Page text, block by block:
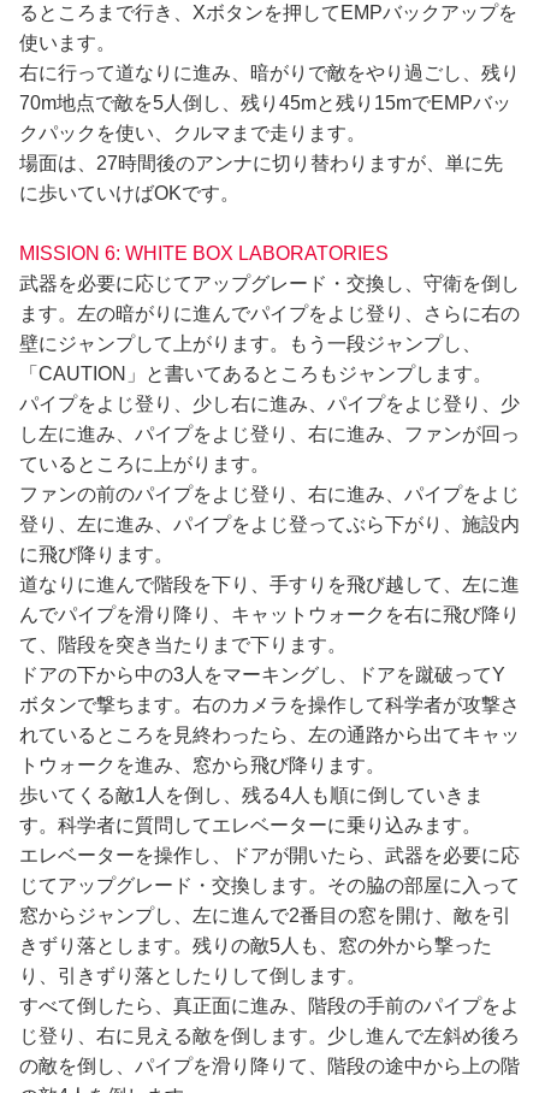
るところまで行き、Xボタンを押してEMPバックアップを
使います。
右に行って道なりに進み、暗がりで敵をやり過ごし、残り
70m地点で敵を5人倒し、残り45mと残り15mでEMPバッ
クパックを使い、クルマまで走ります。
場面は、27時間後のアンナに切り替わりますが、単に先
に歩いていけばOKです。
MISSION 6: WHITE BOX LABORATORIES
武器を必要に応じてアップグレード・交換し、守衛を倒し
ます。左の暗がりに進んでパイプをよじ登り、さらに右の
壁にジャンプして上がります。もう一段ジャンプし、
「CAUTION」と書いてあるところもジャンプします。
パイプをよじ登り、少し右に進み、パイプをよじ登り、少
し左に進み、パイプをよじ登り、右に進み、ファンが回っ
ているところに上がります。
ファンの前のパイプをよじ登り、右に進み、パイプをよじ
登り、左に進み、パイプをよじ登ってぶら下がり、施設内
に飛び降ります。
道なりに進んで階段を下り、手すりを飛び越して、左に進
んでパイプを滑り降り、キャットウォークを右に飛び降り
て、階段を突き当たりまで下ります。
ドアの下から中の3人をマーキングし、ドアを蹴破ってY
ボタンで撃ちます。右のカメラを操作して科学者が攻撃さ
れているところを見終わったら、左の通路から出てキャッ
トウォークを進み、窓から飛び降ります。
歩いてくる敵1人を倒し、残る4人も順に倒していきま
す。科学者に質問してエレベーターに乗り込みます。
エレベーターを操作し、ドアが開いたら、武器を必要に応
じてアップグレード・交換します。その脇の部屋に入って
窓からジャンプし、左に進んで2番目の窓を開け、敵を引
きずり落とします。残りの敵5人も、窓の外から撃った
り、引きずり落としたりして倒します。
すべて倒したら、真正面に進み、階段の手前のパイプをよ
じ登り、右に見える敵を倒します。少し進んで左斜め後ろ
の敵を倒し、パイプを滑り降りて、階段の途中から上の階